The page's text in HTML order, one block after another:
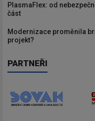
PlasmaFlex: od
část
Modernizace proměnila
projekt?
PARTNEŘI